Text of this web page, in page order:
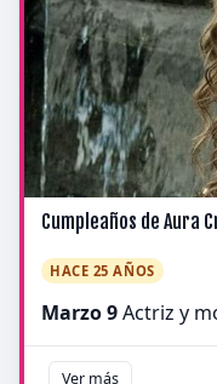
Cumpleaños de Aura
HACE 25 AÑOS
Marzo 9Actriz y
Ver más